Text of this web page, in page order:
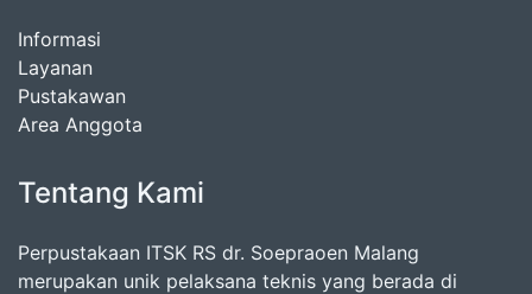
Informasi
Layanan
Pustakawan
Area Anggota
Tentang Kami
Perpustakaan ITSK RS dr. Soepraoen Malang
merupakan unik pelaksana teknis yang berada di